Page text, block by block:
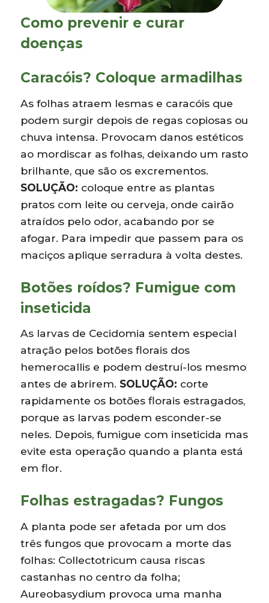
Como prevenir e curar
doenças
Caracóis? Coloque armadilhas
As folhas atraem lesmas e caracóis que
podem surgir depois de regas copiosas ou
chuva intensa. Provocam danos estéticos
ao mordiscar as folhas, deixando um rasto
brilhante, que são os excrementos.
SOLUÇÃO: coloque entre as plantas
pratos com leite ou cerveja, onde cairão
atraídos pelo odor, acabando por se
afogar. Para impedir que passem para os
maciços aplique serradura à volta destes.
Botões roídos? Fumigue com
inseticida
As larvas de Cecidomia sentem especial
atração pelos botões florais dos
hemerocallis e podem destruí-los mesmo
antes de abrirem. SOLUÇÃO: corte
rapidamente os botões florais estragados,
porque as larvas podem esconder-se
neles. Depois, fumigue com inseticida mas
evite esta operação quando a planta está
em flor.
Folhas estragadas? Fungos
A planta pode ser afetada por um dos
três fungos que provocam a morte das
folhas: Collectotricum causa riscas
castanhas no centro da folha;
Aureobasydium provoca uma manha